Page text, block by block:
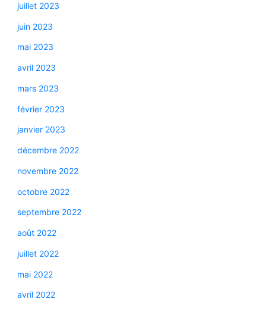
juillet 2023
juin 2023
mai 2023
avril 2023
mars 2023
février 2023
janvier 2023
décembre 2022
novembre 2022
octobre 2022
septembre 2022
août 2022
juillet 2022
mai 2022
avril 2022